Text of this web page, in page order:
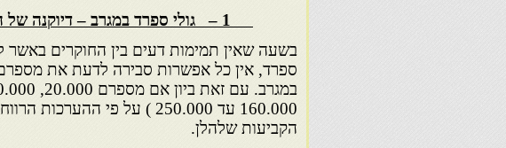
בשעה שאין תמימות דעים בין החוקרים באשר
ספרד, אין כל אפשרות סבירה לדעת את
160.000 עד 250.000 ) על פי
הקביעות שלהלן.